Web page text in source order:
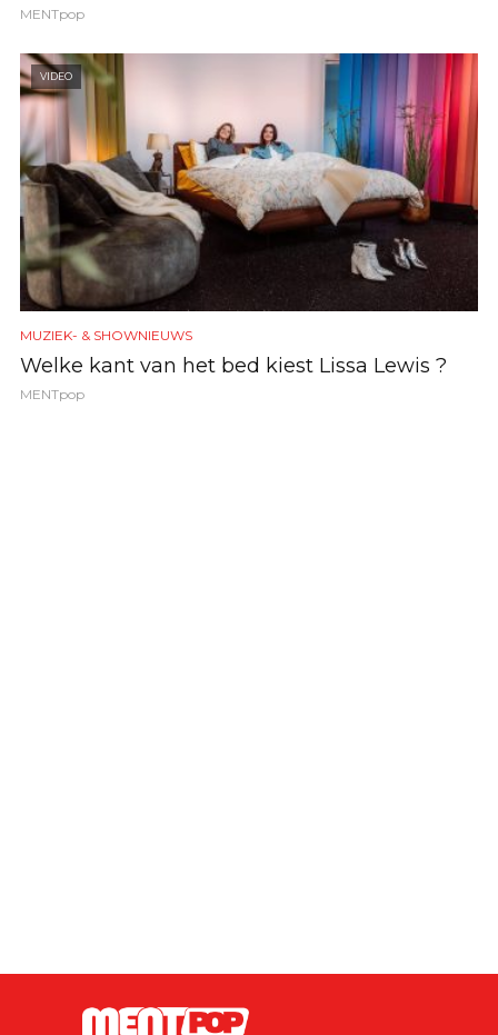
MENTpop
VIDEO
MUZIEK- & SHOWNIEUWS
Welke kant van het bed kiest Lissa Lewis ?
MENTpop